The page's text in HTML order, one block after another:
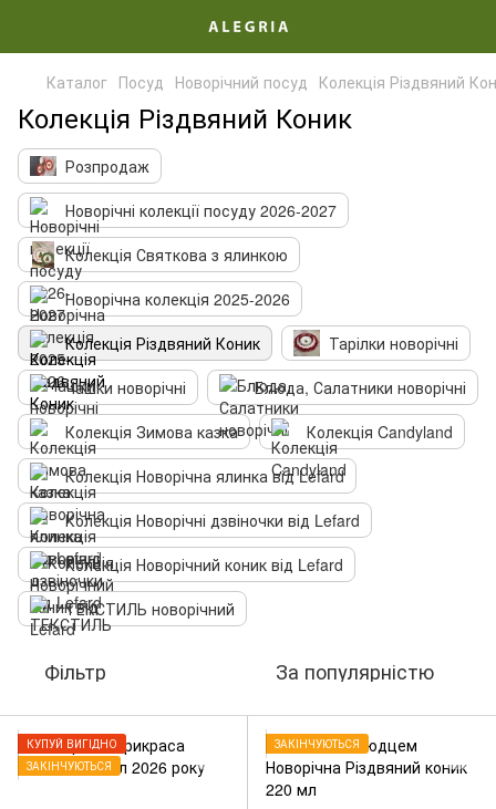
Каталог Посуд Новорічний посуд Колекція Різдвяний
Колекція Різдвяний Коник
Розпродаж
Новорічні колекції посуду 2026-2027
Колекція Святкова з ялинкою
Новорічна колекція 2025-2026
Колекція Різдвяний Коник
Тарілки новорічні
Чашки новорічні
Блюда, Салатники новорічні
Колекція Зимова казка
Колекція Candyland
Колекція Новорічна ялинка від Lefard
Колекція Новорічні дзвіночки від Lefard
Колекція Новорічний коник від Lefard
ТЕКСТИЛЬ новорічний
Фільтр За популярністю
КУПУЙ ВИГІДНО
ЗАКІНЧУЮТЬСЯ
ЗАКІНЧУЮТЬСЯ